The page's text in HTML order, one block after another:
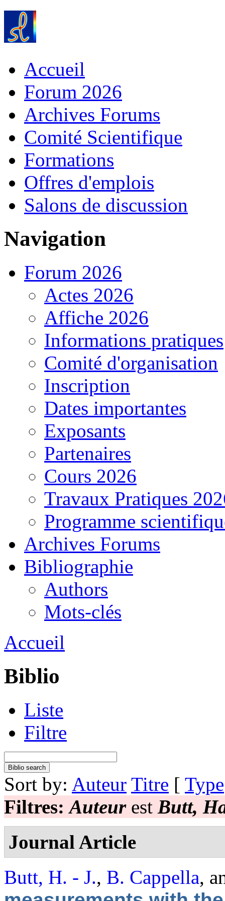
Accueil
Forum 2026
Archives Forums
Comité Scientifique
Formations
Offres d'emplois
Salons de discussion
Navigation
Forum 2026
Actes 2026
Affiche 2026
Informations pratiques
Comité d'organisation
Inscription
Dates importantes
Exposants
Partenaires
Cours 2026
Travaux Pratiques
Programme
Archives Forums
Bibliographie
Authors
Mots-clés
Accueil
Biblio
Liste
Filtre
Sort by: Auteur Titre [ Type
Filtres: Auteurest Butt,
Journal Article
Butt, H. - J., B. Cappella,